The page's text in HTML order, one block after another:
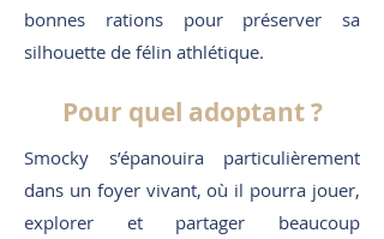
bonnes rations pour préserver sa
silhouette de félin athlétique.
Pour quel adoptant ?
Smocky s’épanouira particulièrement
dans un foyer vivant, où il pourra jouer,
explorer et partager beaucoup